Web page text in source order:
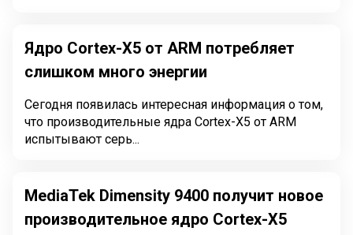
Ядро Cortex-X5 от ARM потребляет
слишком много энергии
Сегодня появилась интересная информация о том,
что производительные ядра Cortex-X5 от ARM
испытывают серь...
MediaTek Dimensity 9400 получит новое
производительное ядро Cortex-X5